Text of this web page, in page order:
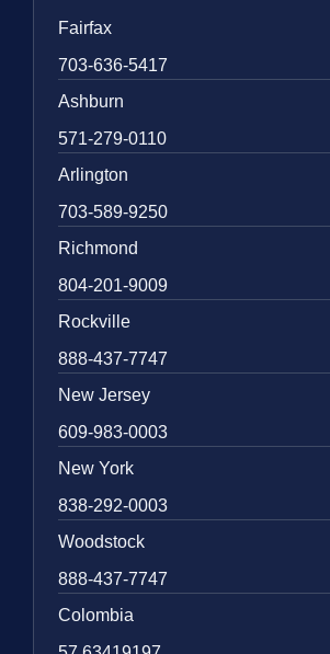
Fairfax
703-636-5417
Ashburn
571-279-0110
Arlington
703-589-9250
Richmond
804-201-9009
Rockville
888-437-7747
New Jersey
609-983-0003
New York
838-292-0003
Woodstock
888-437-7747
Colombia